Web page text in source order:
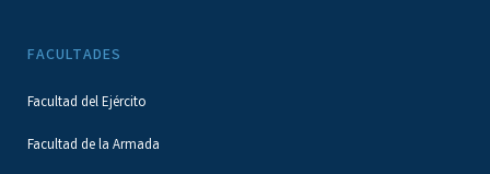
FACULTADES
Facultad del Ejército
Facultad de la Armada